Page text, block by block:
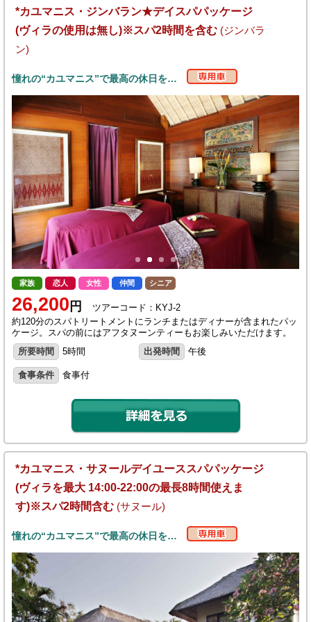
*カユマニス・ジンバラン★デイスパパッケージ
(ヴィラの使用は無し)※スパ2時間を含む (ジンバラ
ン)
憧れの“カユマニス”で最高の休日を…
家族 恋人 女性 仲間 シニア
26,200 円
ツアーコード：KYJ-2
約120分のスパトリートメントにランチまたはディナーが含まれたパッ
ケージ。スパの前にはアフタヌーンティーもお楽しみいただけます。
所要時間
5時間 出発時間 午後
食事条件 食事付
*カユマニス・サヌールデイユーススパパッケージ
(ヴィラを最大 14:00-22:00の最長8時間使えま
す)※スパ2時間含む (サヌール)
憧れの“カユマニス”で最高の休日を…